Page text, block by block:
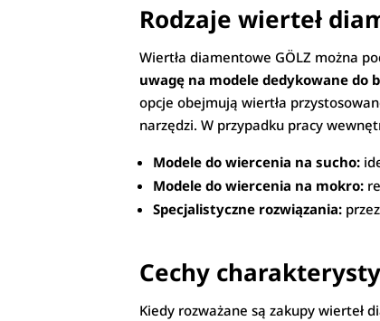
Rodzaje wierteł
Wiertła diamentowe GÖLZ można
uwagę na modele dedykowane
opcje obejmują wiertła
narzędzi. W przypadku pracy
Modele do wiercenia na sucho:
Modele do wiercenia na mokro:
Specjalistyczne rozwiązania:
Cechy
Kiedy rozważane są zakupy wierteł